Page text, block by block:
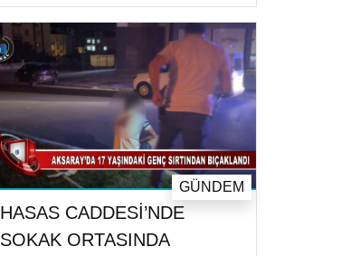
HASAS CADDESİ’NDE
SOKAK ORTASINDA
GÜNDEM